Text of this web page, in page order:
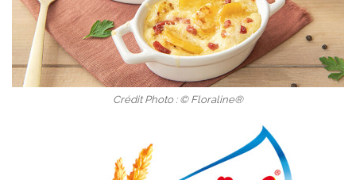
Crédit Photo : © Floraline®